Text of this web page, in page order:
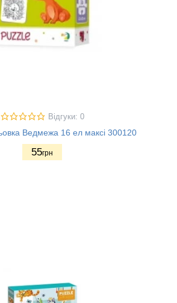
Відгуки: 0
Ведмежа 16 ел максі 300120
55грн